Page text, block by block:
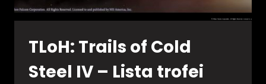
TLoH: Trails of Cold
Steel IV – Lista trofei